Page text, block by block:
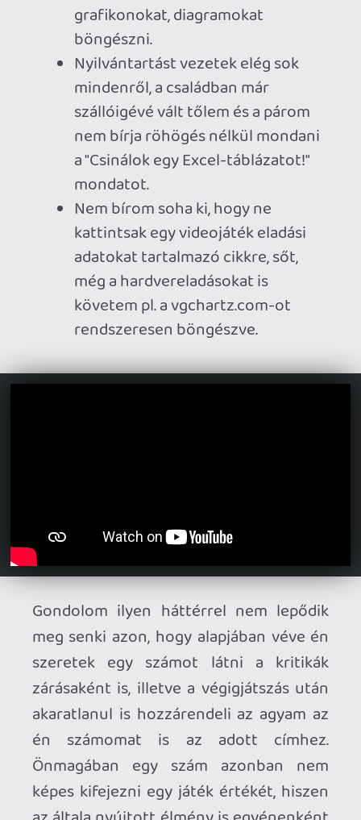
tökéletesen alkalmas és kellő
rugalmasságot biztosít egy játék
értékelésére.
A legtöbb helyen nincs
meghatározva, hogy a szerkesztő
és a publikációt megjelentető oldal
értékrendjében mit jelent egy
bizonyos minőséghez
hozzárendelt pontszám. 7 pontot
de miért is? Milyen paraméterekkel
lehet egy 7 pontos játékot az adott
helyen meghatározni? Hány
pontot érdemel egy játék, ha
alapjában véve szórakoztató, de
nem képes emlékezetes
momentummal megajándékozni a
játékost vagy nem mutat kellő
mennyiségű innovációt az előző
részeihez képest? Hány ponttal
takar, addig játékoknál már csak egy
kizárólag a tízes skála második fele
valaki, mi a különbség egy 6 pontos
és egy 3 pontos cím között?
A felhasználói értékelések
esetében egészen gyakorivá vált a
review bombing: nem a játék
minőségét értékelik, hanem a kiadó
vagy az árszabás iránti
ellenszenvet fejezik így ki, politikai
véleményt nyilvánítanak vagy
egyszerűen csak trollkodnak a
felhasználók.